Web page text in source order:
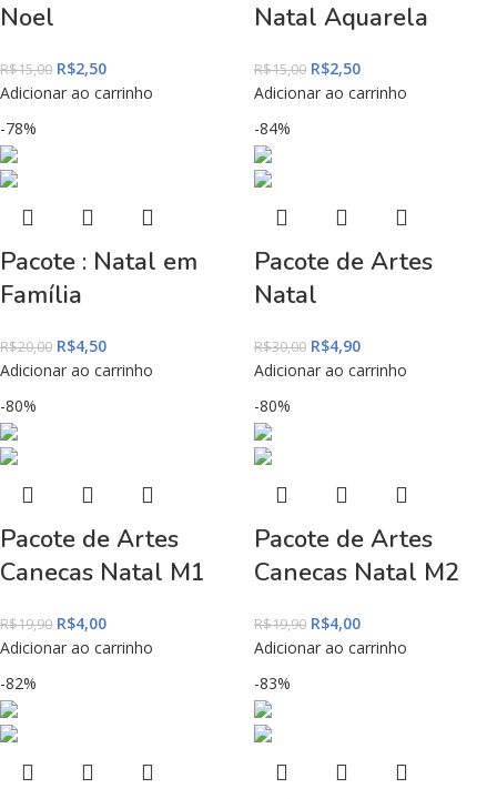
Noel
R$15,00 R$2,50
Adicionar ao carrinho
Natal Aquarela
R$15,00 R$2,50
Adicionar ao carrinho
-78%
Pacote : Natal em
Família
R$20,00 R$4,50
Adicionar ao carrinho
-84%
Pacote de Artes
Natal
R$30,00 R$4,90
Adicionar ao carrinho
-80%
Pacote de Artes
Canecas Natal M1
R$19,90 R$4,00
Adicionar ao carrinho
-80%
Pacote de Artes
Canecas Natal M2
R$19,90 R$4,00
Adicionar ao carrinho
-82%
-83%